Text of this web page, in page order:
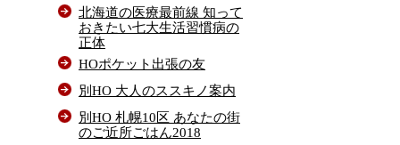
北海道の医療最前線 知って
おきたい七大生活習慣病の
正体
HOポケット出張の友
別HO 大人のススキノ案内
別HO 札幌10区 あなたの街
のご近所ごはん2018